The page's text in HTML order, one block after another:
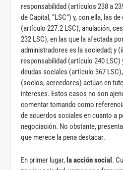
responsabilidad (artículos 238 a
de Capital, “LSC”) y, con ella, las
(artículo 227.2 LSC), anulación,
232 LSC), en las que la afectada
administradores es la sociedad; y
responsabilidad (artículo 240
deudas sociales (artículo 367
(socios, acreedores) actúan en
intereses. Estos casos no son
comentar tomando como
de acuerdos sociales en cuanto a
negociación. No obstante,
que merece la pena destacar.
En primer lugar, la acción social .